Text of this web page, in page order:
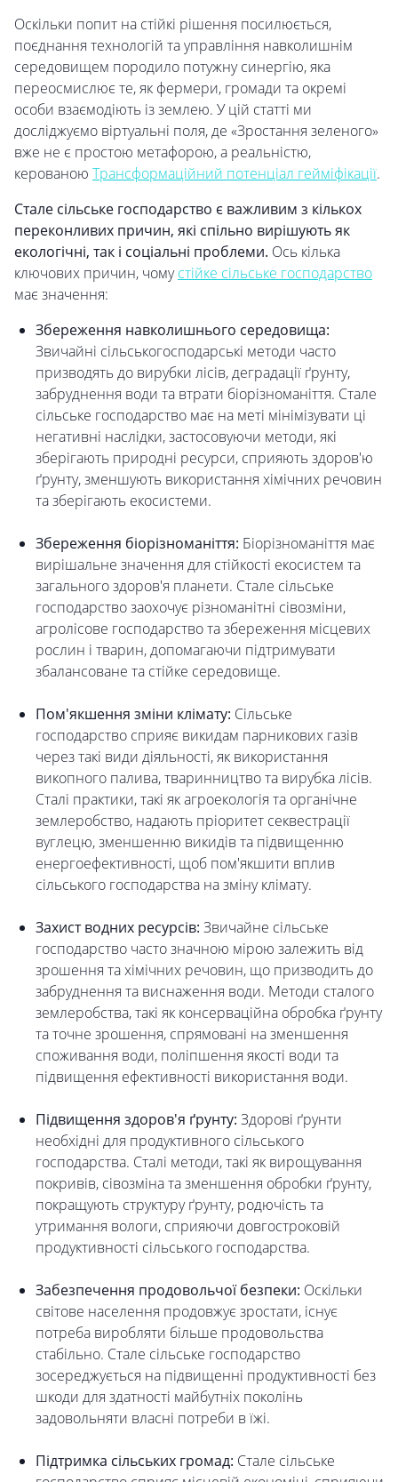
Оскільки попит на стійкі рішення посилюється,
поєднання технологій та управління навколишнім
середовищем породило потужну синергію, яка
переосмислює те, як фермери, громади та окремі
особи взаємодіють із землею. У цій статті ми
досліджуємо віртуальні поля, де «Зростання зеленого»
вже не є простою метафорою, а реальністю,
керованою Трансформаційний потенціал гейміфікації.
Стале сільське господарство є важливим з кількох
переконливих причин, які спільно вирішують як
екологічні, так і соціальні проблеми. Ось кілька
ключових причин, чомустійке сільське господарство
має значення:
Збереження навколишнього середовища:
Звичайні сільськогосподарські методи часто
призводять до вирубки лісів, деградації ґрунту,
забруднення води та втрати біорізноманіття. Стале
сільське господарство має на меті мінімізувати ці
негативні наслідки, застосовуючи методи, які
зберігають природні ресурси, сприяють здоров'ю
ґрунту, зменшують використання хімічних речовин
та зберігають екосистеми.
Збереження біорізноманіття: Біорізноманіття має
вирішальне значення для стійкості екосистем та
загального здоров'я планети. Стале сільське
господарство заохочує різноманітні сівозміни,
агролісове господарство та збереження місцевих
рослин і тварин, допомагаючи підтримувати
збалансоване та стійке середовище.
Пом'якшення зміни клімату: Сільське
господарство сприяє викидам парникових газів
через такі види діяльності, як використання
викопного палива, тваринництво та вирубка лісів.
Сталі практики, такі як агроекологія та органічне
землеробство, надають пріоритет секвестрації
вуглецю, зменшенню викидів та підвищенню
енергоефективності, щоб пом'якшити вплив
сільського господарства на зміну клімату.
Захист водних ресурсів: Звичайне сільське
господарство часто значною мірою залежить від
зрошення та хімічних речовин, що призводить до
забруднення та виснаження води. Методи сталого
землеробства, такі як консерваційна обробка ґрунту
та точне зрошення, спрямовані на зменшення
споживання води, поліпшення якості води та
підвищення ефективності використання води.
Підвищення здоров'я ґрунту: Здорові ґрунти
необхідні для продуктивного сільського
господарства. Сталі методи, такі як вирощування
покривів, сівозміна та зменшення обробки ґрунту,
покращують структуру ґрунту, родючість та
утримання вологи, сприяючи довгостроковій
продуктивності сільського господарства.
Забезпечення продовольчої безпеки: Оскільки
світове населення продовжує зростати, існує
потреба виробляти більше продовольства
стабільно. Стале сільське господарство
зосереджується на підвищенні продуктивності без
шкоди для здатності майбутніх поколінь
задовольняти власні потреби в їжі.
Підтримка сільських громад: Стале сільське